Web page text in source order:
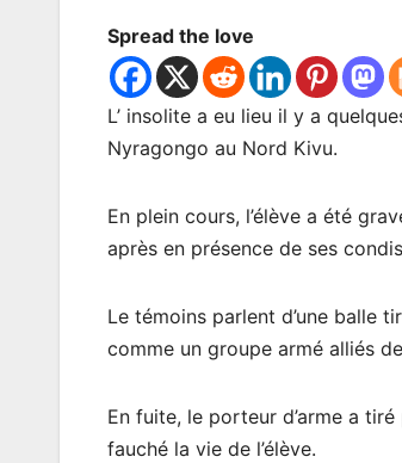
Spread the love
L’ insolite a eu lieu il y a
Nyragongo au Nord Kivu.
En plein cours, l’élève a été
après en présence de ses
Le témoins parlent d’une balle
comme un groupe armé alliés
En fuite, le porteur d’arme a tiré
fauché la vie de l’élève.